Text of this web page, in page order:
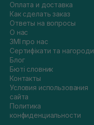
Оплата и доставка
Как сделать заказ
Ответы на вопросы
О нас
ЗМІ про нас
Сертифікати та нагороди
Блог
Бюті словник
Контакты
Условия использования
сайта
Политика
конфиденциальности